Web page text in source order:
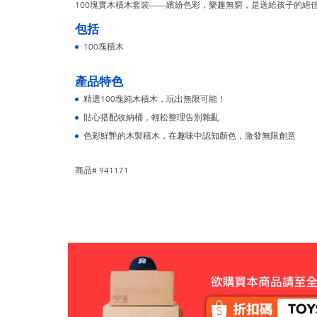
100塊實木積木套裝——繽紛色彩，樂趣無窮，是送給孩子的絕
包括
100塊積木
產品特色
精選100塊純木積木，玩出無限可能！
貼心搭配收納桶，輕松整理告別雜亂
色彩鮮艷的木製積木，在趣味中認知顏色，激發無限創意
商品# 941171